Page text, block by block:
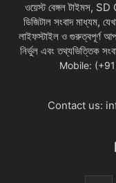
ওয়েস্ট বেঙ্গল টাইমস,
ডিজিটাল সংবাদ মাধ্যম,
লাইফস্টাইল ও গুরুত্বপূর্ণ
নির্ভুল এবং তথ্যভিত্তিক
Mobile:
Contact us: